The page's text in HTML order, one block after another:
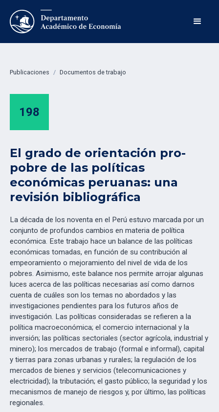
Publicaciones / Documentos de trabajo
198
El grado de orientación pro-
pobre de las políticas
económicas peruanas: una
revisión bibliográfica
La década de los noventa en el Perú estuvo marcada por un
conjunto de profundos cambios en materia de política
económica. Este trabajo hace un balance de las políticas
económicas tomadas, en función de su contribución al
empeoramiento o mejoramiento del nivel de vida de los
pobres. Asimismo, este balance nos permite arrojar algunas
luces acerca de las políticas necesarias así como darnos
cuenta de cuáles son los temas no abordados y las
investigaciones pendientes para los futuros años de
investigación. Las políticas consideradas se refieren a la
política macroeconómica; el comercio internacional y la
inversión; las políticas sectoriales (sector agrícola, industrial y
minero); los mercados de trabajo (formal e informal), capital
y tierras para zonas urbanas y rurales; la regulación de los
mercados de bienes y servicios (telecomunicaciones y
electricidad); la tributación; el gasto público; la seguridad y los
mecanismos de manejo de riesgos y, por último, las políticas
regionales.